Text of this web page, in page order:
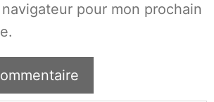
pour mon prochain